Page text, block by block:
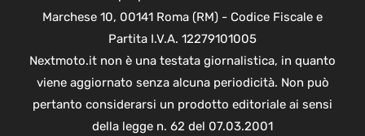
Marchese 10, 00141 Roma (RM) - Codice Fiscale e
Partita I.V.A. 12279101005
Nextmoto.it non è una testata giornalistica, in quanto
viene aggiornato senza alcuna periodicità. Non può
pertanto considerarsi un prodotto editoriale ai sensi
della legge n. 62 del 07.03.2001